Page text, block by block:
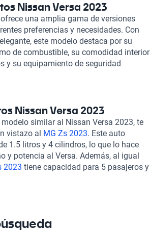
Nissan Versa 2023
una amplia gama de versiones
preferencias y necesidades. Con
este modelo destaca por su
de combustible, su comodidad interior
y su equipamiento de seguridad
de aire frontales y laterales,
para aquellos que buscan un
sin ser necesariamente considerado
un auto con Kavak, puedes confiar en
un auto de calidad que ha pasado por
para garantizar su óptimo desempeño.
a la satisfacción de nuestros
experiencia de compra transparente y
se convierte en una experiencia
Nissan Versa 2023
similar al Nissan Versa 2023, te
vistazo al MG Zs 2023. Este auto
1.5 litros y 4 cilindros, lo que lo hace
y potencia al Versa. Además, al igual
2023 tiene capacidad para 5 pasajeros y
de combustible tanto en ciudad
combustible, al igual que el Nissan